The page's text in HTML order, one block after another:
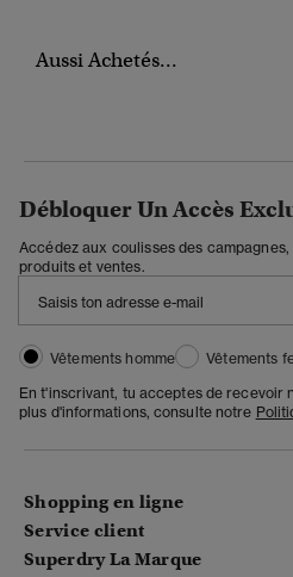
Aussi Achetés...
Débloquer Un Accès
Accédez aux coulisses des
produits et ventes.
Vêtements homme
Vêtements
En t'inscrivant, tu acceptes de recevoir
plus d'informations, consulte notre
Shopping en ligne
Service client
Superdry La Marque